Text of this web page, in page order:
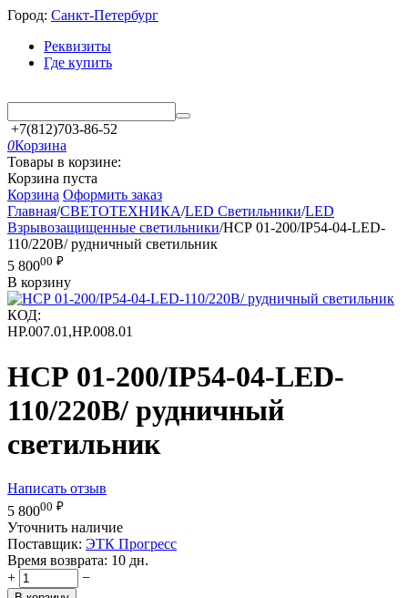
Город: Санкт-Петербург
Реквизиты
Где купить
+7(812)703-86-52
0Корзина
Товары в корзине:
Корзина пуста
Корзина Оформить заказ
Главная/СВЕТОТЕХНИКА/LED Светильники/LED
Взрывозащищенные светильники/НСР 01-200/IP54-04-LED-
110/220В/ рудничный светильник
5 80000 ₽
В корзину
КОД:
НР.007.01,НР.008.01
НСР 01-200/IP54-04-LED-
110/220В/ рудничный
светильник
Написать отзыв
5 80000 ₽
Уточнить наличие
Поставщик: ЭТК Прогресс
Время возврата: 10 дн.
+
−